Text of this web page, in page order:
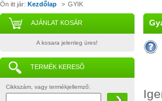
Ön itt jár: Kezdőlap > GYIK
AJÁNLAT KOSÁR
A kosara jelenleg üres!
TERMÉK KERESÕ
Cikkszám, vagy termékjellemző: